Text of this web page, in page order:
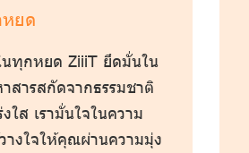
ยด
ทุกหยด ZiiiT ยึดมั่นใน
สารสกัดจากธรรมชาติ
ใส เรามั่นใจในความ
างใจให้คุณผ่านความมุ่ง